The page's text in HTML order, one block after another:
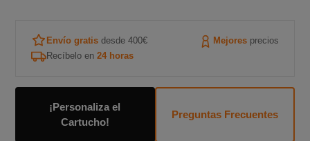
Envío gratisdesde 400€ Mejores precios
Recíbelo en 24 horas
¡Personaliza el
Cartucho!
Preguntas Frecuentes